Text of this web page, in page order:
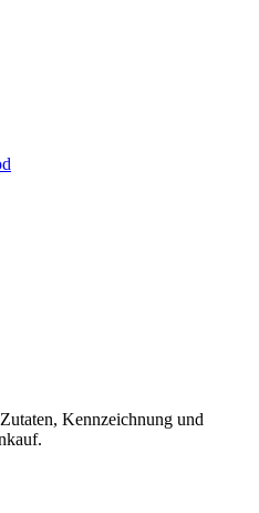
Kennzeichnung und